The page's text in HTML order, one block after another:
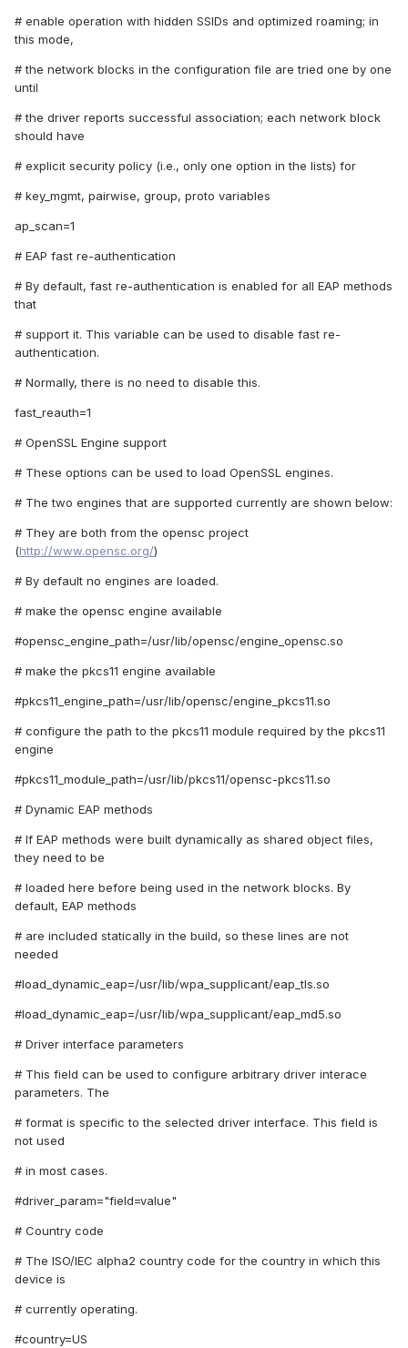
# enable operation with hidden SSIDs and optimized roaming; in
this mode,
# the network blocks in the configuration file are tried one by one
until
# the driver reports successful association; each network block
should have
# explicit security policy (i.e., only one option in the lists) for
# key_mgmt, pairwise, group, proto variables
ap_scan=1
# EAP fast re-authentication
# By default, fast re-authentication is enabled for all EAP methods
that
# support it. This variable can be used to disable fast re-
authentication.
# Normally, there is no need to disable this.
fast_reauth=1
# OpenSSL Engine support
# These options can be used to load OpenSSL engines.
# The two engines that are supported currently are shown below:
# They are both from the opensc project
(http://www.opensc.org/)
# By default no engines are loaded.
# make the opensc engine available
#opensc_engine_path=/usr/lib/opensc/engine_opensc.so
# make the pkcs11 engine available
#pkcs11_engine_path=/usr/lib/opensc/engine_pkcs11.so
# configure the path to the pkcs11 module required by the pkcs11
engine
#pkcs11_module_path=/usr/lib/pkcs11/opensc-pkcs11.so
# Dynamic EAP methods
# If EAP methods were built dynamically as shared object files,
they need to be
# loaded here before being used in the network blocks. By
default, EAP methods
# are included statically in the build, so these lines are not
needed
#load_dynamic_eap=/usr/lib/wpa_supplicant/eap_tls.so
#load_dynamic_eap=/usr/lib/wpa_supplicant/eap_md5.so
# Driver interface parameters
# This field can be used to configure arbitrary driver interace
parameters. The
# format is specific to the selected driver interface. This field is
not used
# in most cases.
#driver_param="field=value"
# Country code
# The ISO/IEC alpha2 country code for the country in which this
device is
# currently operating.
#country=US